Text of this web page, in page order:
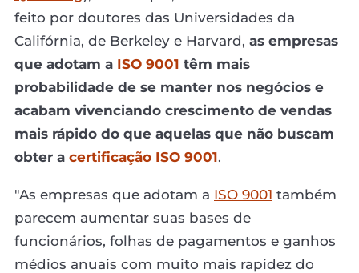
feito por doutores das Universidades da
Califórnia, de Berkeley e Harvard, as empresas
que adotam a ISO 9001 têm mais
probabilidade de se manter nos negócios e
acabam vivenciando crescimento de vendas
mais rápido do que aquelas que não buscam
obter a certificação ISO 9001.
"As empresas que adotam a ISO 9001 também
parecem aumentar suas bases de
funcionários, folhas de pagamentos e ganhos
médios anuais com muito mais rapidez do